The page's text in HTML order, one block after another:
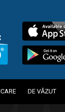
DE VĂZUT